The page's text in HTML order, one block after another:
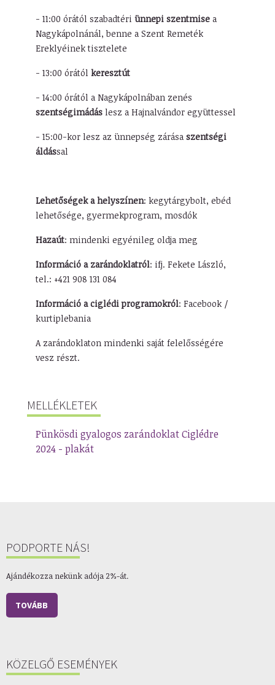
- 11:00 órától szabadtéri ünnepi szentmisea
Nagykápolnánál, benne a Szent Remeték
Ereklyéinek tisztelete
- 13:00 órától keresztút
- 14:00 órától a Nagykápolnában zenés
szentségimádáslesz a Hajnalvándor együttessel
- 15:00-kor lesz az ünnepség zárása szentségi
áldással
Lehetőségek a helyszínen: kegytárgybolt, ebéd
lehetősége, gyermekprogram, mosdók
Hazaút: mindenki egyénileg oldja meg
Információ a zarándoklatról: ifj. Fekete László,
tel.: +421 908 131 084
Információ a ciglédi programokról: Facebook /
kurtiplebania
A zarándoklaton mindenki saját felelősségére
vesz részt.
MELLÉKLETEK
Pünkösdi gyalogos zarándoklat Ciglédre
2024 - plakát
PODPORTE NÁS!
Ajándékozza nekünk adója 2%-át.
TOVÁBB
KÖZELGŐ ESEMÉNYEK